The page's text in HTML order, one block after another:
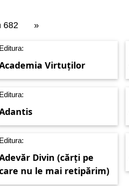
682 »
Editura:
Virtuților
Editura:
Editura:
Divin (cărți pe
nu le mai retipărim)